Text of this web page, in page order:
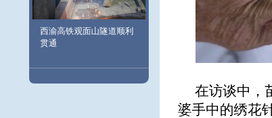
西渝高铁观面山隧道顺利
贯通
在访谈中，
婆手中的绣花